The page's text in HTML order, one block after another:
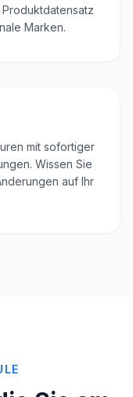
Marken.
mit sofortiger
Wissen Sie
auf Ihr